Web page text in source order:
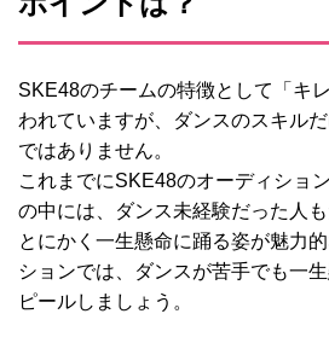
SKE48のチームの特徴として「キ
われていますが、ダンスのスキル
ではありません。
これまでにSKE48のオーディショ
の中には、ダンス未経験だった人も
とにかく一生懸命に踊る姿が魅力
ションでは、ダンスが苦手でも一
ピールしましょう。